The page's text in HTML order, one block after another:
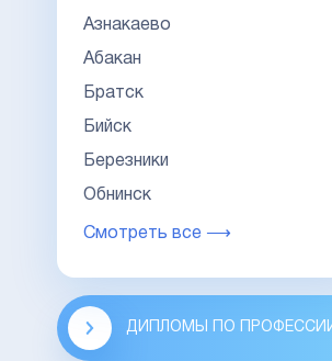
Азнакаево
Абакан
Братск
Бийск
Березники
Обнинск
Смотреть все ⟶
ДИПЛОМЫ ПО